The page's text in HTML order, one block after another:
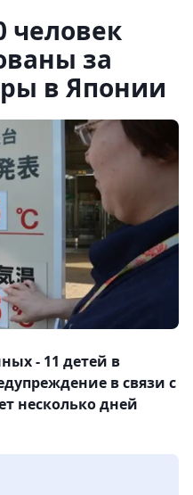
человек
за
в Японии
- 11 детей в
в связи с
несколько дней